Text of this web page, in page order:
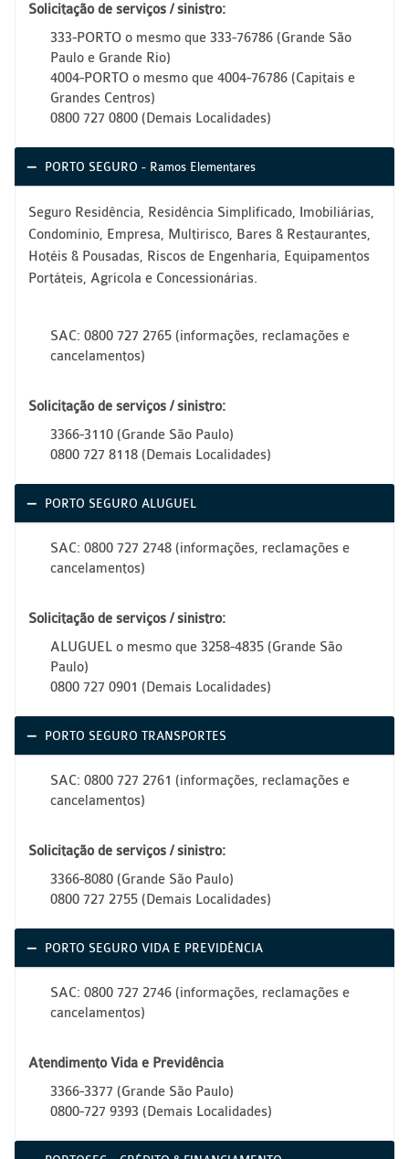
Solicitação de serviços / sinistro:
333-PORTO o mesmo que 333-76786 (Grande São
Paulo e Grande Rio)
4004-PORTO o mesmo que 4004-76786 (Capitais e
Grandes Centros)
0800 727 0800 (Demais Localidades)
PORTO SEGURO - Ramos Elementares
Seguro Residência, Residência Simplificado, Imobiliárias,
Condomínio, Empresa, Multirisco, Bares & Restaurantes,
Hotéis & Pousadas, Riscos de Engenharia, Equipamentos
Portáteis, Agrícola e Concessionárias.
SAC: 0800 727 2765 (informações, reclamações e
cancelamentos)
Solicitação de serviços / sinistro:
3366-3110 (Grande São Paulo)
0800 727 8118 (Demais Localidades)
PORTO SEGURO ALUGUEL
SAC: 0800 727 2748 (informações, reclamações e
cancelamentos)
Solicitação de serviços / sinistro:
ALUGUEL o mesmo que 3258-4835 (Grande São
Paulo)
0800 727 0901 (Demais Localidades)
PORTO SEGURO TRANSPORTES
SAC: 0800 727 2761 (informações, reclamações e
cancelamentos)
Solicitação de serviços / sinistro:
3366-8080 (Grande São Paulo)
0800 727 2755 (Demais Localidades)
PORTO SEGURO VIDA E PREVIDÊNCIA
SAC: 0800 727 2746 (informações, reclamações e
cancelamentos)
Atendimento Vida e Previdência
3366-3377 (Grande São Paulo)
0800-727 9393 (Demais Localidades)